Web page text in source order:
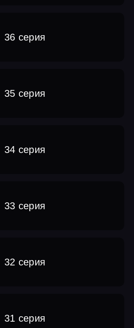
36 серия
35 серия
34 серия
33 серия
32 серия
31 серия